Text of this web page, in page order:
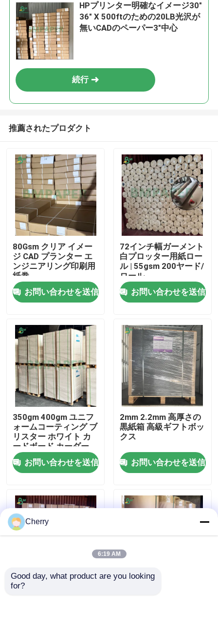
ホーム
製品
企業情報
会社案内
品質管理
お問い合わせ
ニュース
CADの作図装置ペーパー
HPプリンター明確なイメージ30"
36" X 500ftのための20LB光沢が
無いCADのペーパー3"中心
続行
推薦されたプロダクト
80Gsm クリア イメー
ジ CAD プランター エ
ンジニアリング印刷用
紙巻
お問い合わせを送信
72インチ幅ガーメント
白プロッター用紙ロー
ル | 55gsm 200ヤード/
ロール
お問い合わせを送信
350gm 400gm ユニフ
ォームコーティング ブ
リスター ホワイト カ
ードボード カーダー
カード
お問い合わせを送信
2mm 2.2mm 高厚さの
黒紙箱 高級ギフトボッ
クス
お問い合わせを送信
20lb 2インチ 3インチ
Cherry
6:19 AM
Good day, what product are you looking
for?